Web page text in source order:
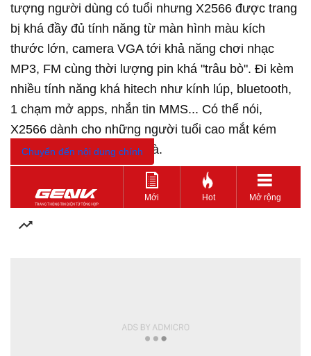
tượng người dùng có tuổi nhưng X2566 được trang
bị khá đầy đủ tính năng từ màn hình màu kích
thước lớn, camera VGA tới khả năng chơi nhạc
MP3, FM cùng thời lượng pin khá "trâu bò". Đi kèm
nhiều tính năng khá hitech như kính lúp, bluetooth,
1 chạm mở apps, nhắn tin MMS... Có thể nói,
X2566 dành cho những người tuổi cao mắt kém
nhưng vẫn... chưa chịu già.
Chuyển đến nội dung chính
Mới Hot Mở rộng